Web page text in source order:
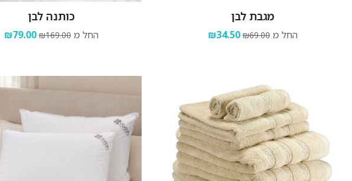
מגבת לבן
החל מ ₪69.00
₪34.50
כותנה לבן
החל מ ₪169.00
₪79.00